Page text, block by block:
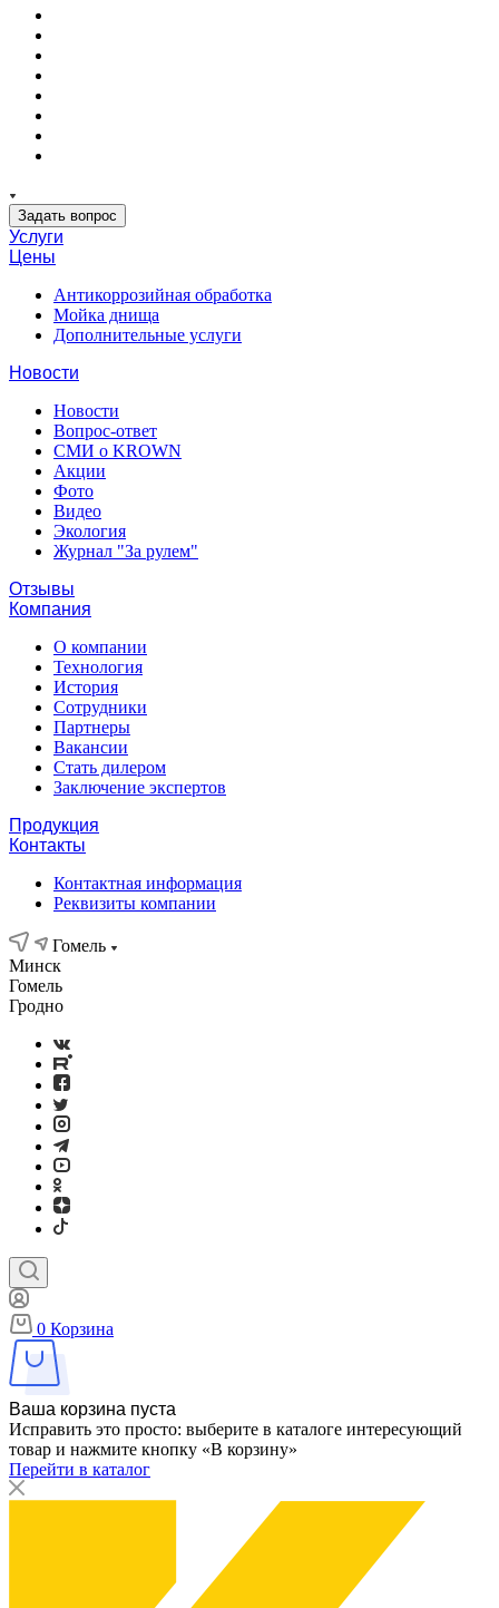
Задать вопрос
Услуги
Цены
Антикоррозийная обработка
Мойка днища
Дополнительные услуги
Новости
Новости
Вопрос-ответ
СМИ о KROWN
Акции
Фото
Видео
Экология
Журнал "За рулем"
Отзывы
Компания
О компании
Технология
История
Сотрудники
Партнеры
Вакансии
Стать дилером
Заключение экспертов
Продукция
Контакты
Контактная информация
Реквизиты компании
Гомель
Минск
Гомель
Гродно
0 Корзина
Ваша корзина пуста
Исправить это просто: выберите в каталоге интересующий
товар и нажмите кнопку «В корзину»
Перейти в каталог